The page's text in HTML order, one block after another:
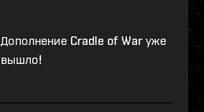
Дополнение Cradle of War уже
вышло!